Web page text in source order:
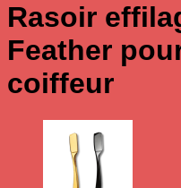
Rasoir
Feather
coiffeur